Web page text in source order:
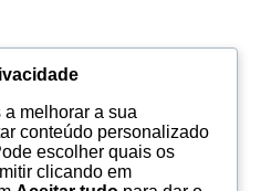
melhorar a sua
conteúdo personalizado
escolher quais os
clicando em